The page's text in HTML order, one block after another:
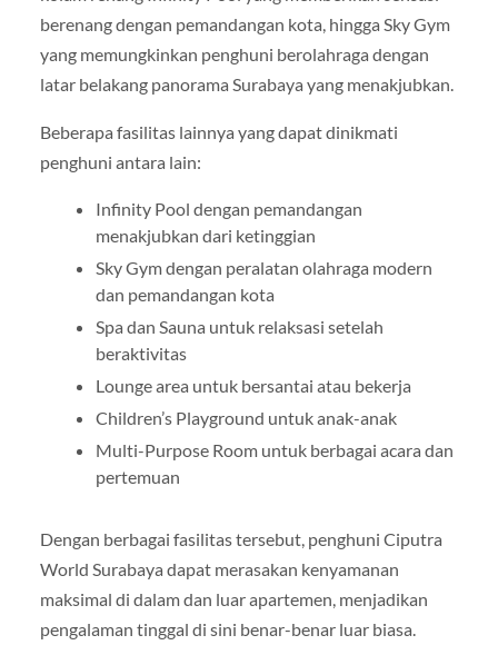
berenang dengan pemandangan kota, hingga Sky Gym
yang memungkinkan penghuni berolahraga dengan
latar belakang panorama Surabaya yang menakjubkan.
Beberapa fasilitas lainnya yang dapat dinikmati
penghuni antara lain:
Infinity Pool dengan pemandangan
menakjubkan dari ketinggian
Sky Gym dengan peralatan olahraga modern
dan pemandangan kota
Spa dan Sauna untuk relaksasi setelah
beraktivitas
Lounge area untuk bersantai atau bekerja
Children’s Playground untuk anak-anak
Multi-Purpose Room untuk berbagai acara dan
pertemuan
Dengan berbagai fasilitas tersebut, penghuni Ciputra
World Surabaya dapat merasakan kenyamanan
maksimal di dalam dan luar apartemen, menjadikan
pengalaman tinggal di sini benar-benar luar biasa.